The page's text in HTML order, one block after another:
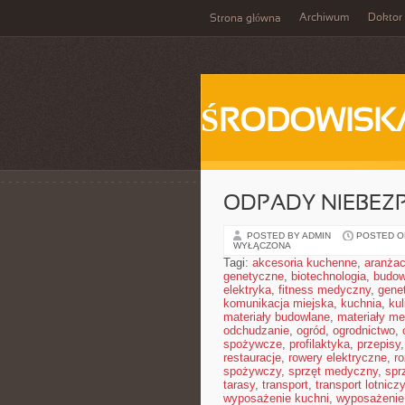
Strona główna Archiwum Doktor
ODPADY
POSTED BY ADMIN POSTED
WYŁĄCZONA
Tagi: akcesoria kuchenne,
genetyczne, biotechnologia,
elektryka, fitness medyczny,
komunikacja miejska, kuchnia,
materiały budowlane, materiały
odchudzanie, ogród, ogrodnictwo,
spożywcze, profilaktyka, przepisy,
restauracje, rowery elektryczne,
spożywczy, sprzęt medyczny,
tarasy, transport, transport lotniczy
wyposażenie kuchni,